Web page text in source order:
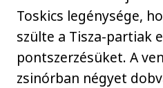
Toskics legénysége,
szülte a Tisza-partiak
pontszerzésüket. A
zsinórban négyet